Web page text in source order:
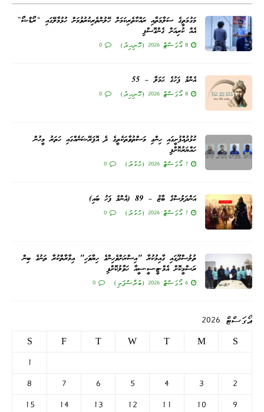
މަގުމަތީގެ ސަލާމަތާއި ރައްކާތެރިކަމަށް ހޭލުންތެރިކުރުވުމަށް ހުޅުމާލޭގައި “ރޯޑްޝޯ”
އެއް ކުރިއަށް ގެންގޮސްފި
8 އޯގަސްޓް 2026 (ހޮނިހިރު) 0
އެންމެ ފަހުގެ ޙަމަލާ – 55
8 އޯގަސްޓް 2026 (ހޮނިހިރު) 0
ކުޅުދުއްފުށީގައި ހިންގި މަސްތުވާތަކެތީގެ ދެ އޮޕަރޭޝަނެއްގައި ހަތަރު މީހުން
ހައްޔަރުކޮށްފި
7 އޯގަސްޓް 2026 (ހުކުރު) 0
އަންދަލުސްގެ ބާޒު – 89 (އެންމެ ފަހު ބައި)
7 އޯގަސްޓް 2026 (ހުކުރު) 0
ތުލުސްދޫގައި ގާއިމުކުރާ "އިސްރަށްވެހިންގެ ހިޔާވަހި" އިމާރާތްކުރާ ތަނުގެ ބިން
ރަސްމީކޮށް އެމް.ޓީ.ސީ.ސީއާ ހަވާލުކޮށްފި
6 އޯގަސްޓް 2026 (ބުރާސްފަތި) 0
އޯގަސްޓް 2026
S
M
T
W
T
F
S
1
2
3
4
5
6
7
8
9
10
11
12
13
14
15